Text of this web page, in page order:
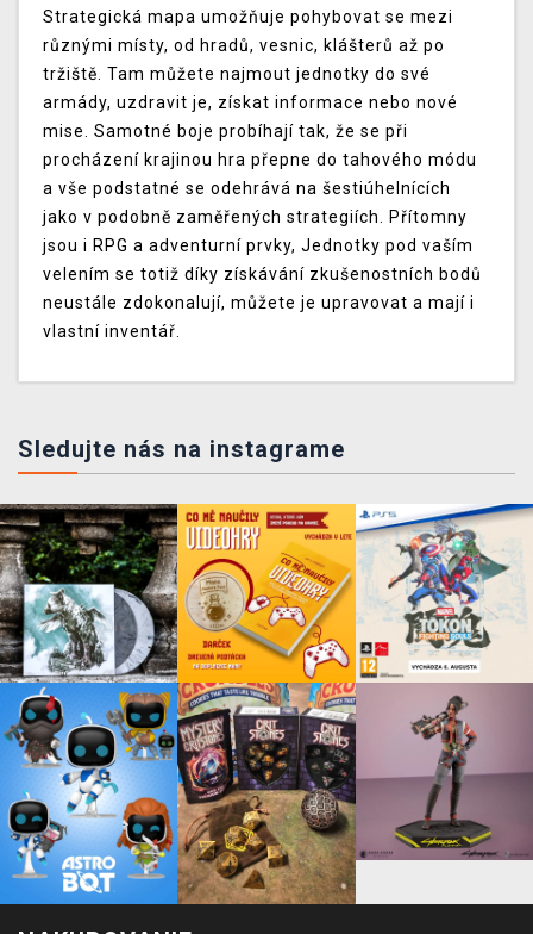
Strategická mapa umožňuje pohybovat se mezi
různými místy, od hradů, vesnic, klášterů až po
tržiště. Tam můžete najmout jednotky do své
armády, uzdravit je, získat informace nebo nové
mise. Samotné boje probíhají tak, že se při
procházení krajinou hra přepne do tahového módu
a vše podstatné se odehrává na šestiúhelnících
jako v podobně zaměřených strategiích. Přítomny
jsou i RPG a adventurní prvky, Jednotky pod vaším
velením se totiž díky získávání zkušenostních bodů
neustále zdokonalují, můžete je upravovat a mají i
vlastní inventář.
Sledujte nás na instagrame